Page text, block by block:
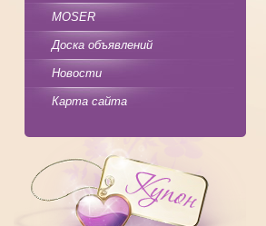
MOSER
Доска объявлений
Новости
Карта сайта